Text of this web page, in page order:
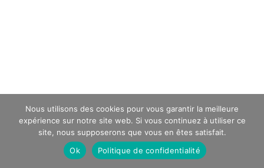
Nous utilisons des cookies pour vous garantir la meilleure
expérience sur notre site web. Si vous continuez à utiliser ce
site, nous supposerons que vous en êtes satisfait.
Ok
Politique de confidentialité